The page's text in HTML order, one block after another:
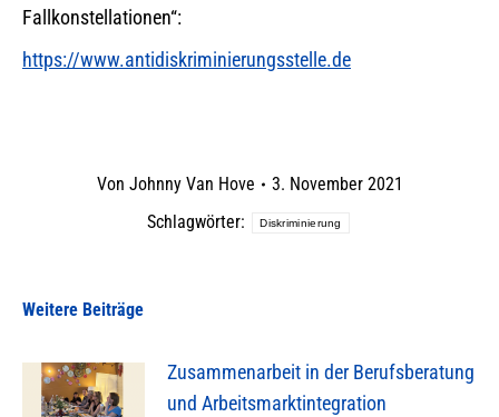
Fallkonstellationen“:
https://www.antidiskriminierungsstelle.de
Von Johnny Van Hove
3. November 2021
Schlagwörter:
Diskriminierung
Weitere Beiträge
Zusammenarbeit in der Berufsberatung
und Arbeitsmarktintegration